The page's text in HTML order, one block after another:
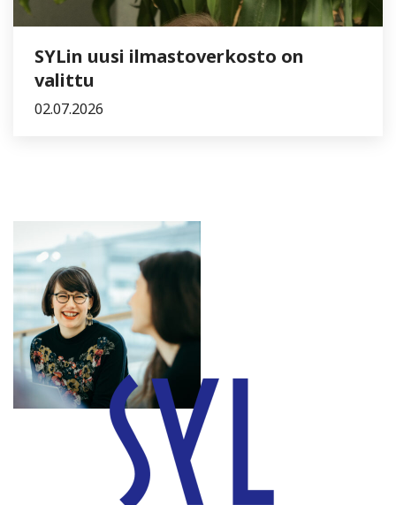
SYLin uusi ilmastoverkosto on
valittu
02.07.2026